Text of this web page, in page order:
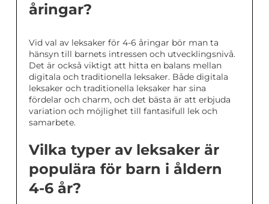
åringar?
Vid val av leksaker för 4-6 åringar bör man ta
hänsyn till barnets intressen och utvecklingsnivå.
Det är också viktigt att hitta en balans mellan
digitala och traditionella leksaker. Både digitala
leksaker och traditionella leksaker har sina
fördelar och charm, och det bästa är att erbjuda
variation och möjlighet till fantasifull lek och
samarbete.
Vilka typer av leksaker är
populära för barn i åldern
4-6 år?